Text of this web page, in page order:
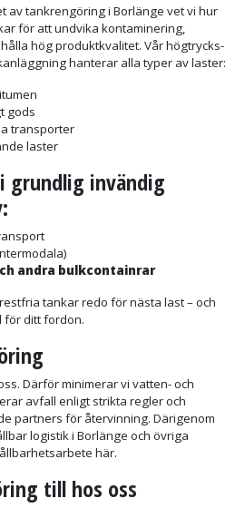
av tankrengöring i Borlänge vet vi hur
för att undvika kontaminering,
hög produktkvalitet. Vår högtrycks-
hanterar alla typer av laster:
gods
transporter
laster
grundlig invändig
andra bulkcontainrar
tankar redo för nästa last – och
för ditt fordon.
Därför minimerar vi vatten- och
avfall enligt strikta regler och
partners för återvinning. Därigenom
logistik i Borlänge och övriga
här.
till hos oss